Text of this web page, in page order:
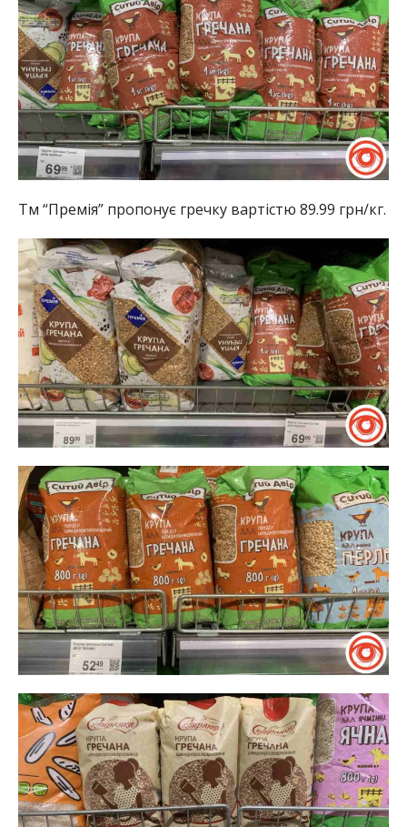
Тм “Премія” пропонує гречку вартістю 89.99 грн/кг.